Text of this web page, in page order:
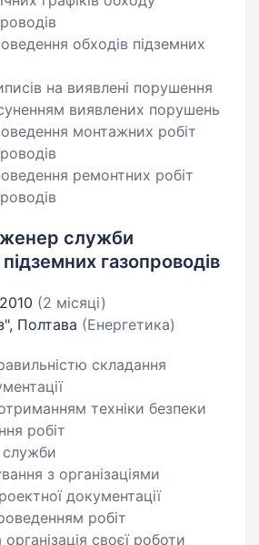
обходів підземних
на виявлені порушення
виявлених порушень
монтажних робіт
ремонтних робіт
служби
підземних газопроводів
(2 місяці)
Полтава (Енергетика)
складання
техніки безпеки
робіт
служби
з організаціями
документації
робіт
своєї роботи